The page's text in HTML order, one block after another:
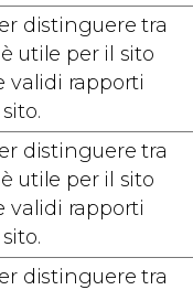
distinguere tra
utile per il sito
validi rapporti
distinguere tra
utile per il sito
validi rapporti
distinguere tra